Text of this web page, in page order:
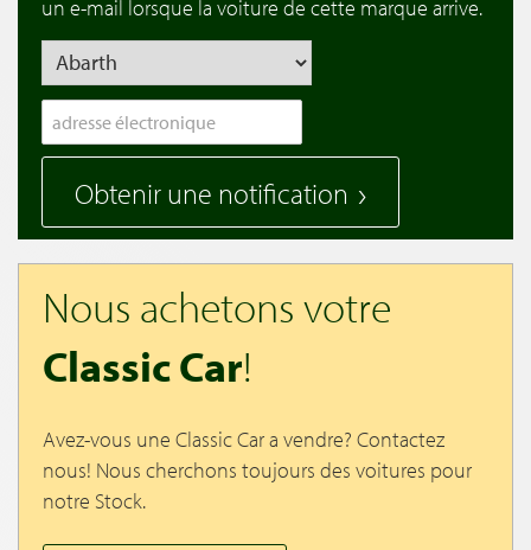
un e-mail lorsque la voiture de cette marque arrive.
Obtenir une notification
Nous achetons votre
Classic Car!
Avez-vous une Classic Car a vendre? Contactez
nous! Nous cherchons toujours des voitures pour
notre Stock.